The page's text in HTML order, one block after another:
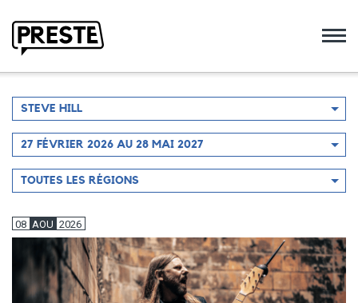
Filtrer
par
artiste
STEVE HILL
Filtrer
par
période
27 FÉVRIER 2026 AU 28 MAI 2027
Filtrer
par
TOUTES LES RÉGIONS
08 AOU 2026